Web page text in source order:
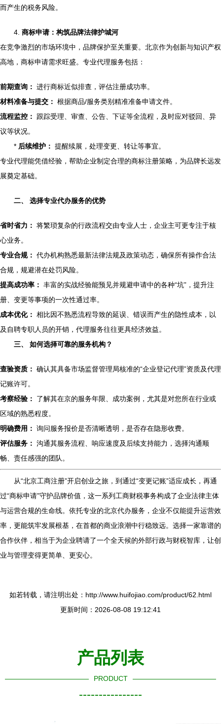
而产生的税务风险。
4. 商标申请：构筑品牌法律护城河
在竞争激烈的市场环境中，品牌保护至关重要。北京作为创新与知识产权
高地，商标申请需求旺盛。专业代理服务包括：
前期查询： 进行商标近似排查，评估注册成功率。
材料准备与提交： 根据商品/服务类别精准准备申请文件。
流程监控：
跟踪受理、审查、公告、下证等全流程，及时应对驳回、异
议等状况。
* 后续维护： 提醒续展，处理变更、转让等事宜。
专业代理能凭借经验，帮助企业制定合理的商标注册策略，为品牌长远发
展奠定基础。
二、 选择专业代办服务的优势
省时省力： 将繁琐复杂的行政流程交由专业人士，企业主可更专注于核
心业务。
专业合规： 代办机构熟悉最新法律法规及政策动态，确保所有操作合法
合规，规避潜在处罚风险。
提高成功率： 丰富的实战经验能预见并规避申请中的各种“坑”，提升注
册、变更等事项的一次性通过率。
成本优化： 相比因不熟悉流程导致的延误、错误而产生的隐性成本，以
及自聘专职人员的开销，代理服务往往更具经济效益。
三、 如何选择可靠的服务机构？
查验资质： 确认其具备市场监督管理局核准的“企业登记代理”资质及代理
记账许可。
考察经验：
了解其在京的服务年限、成功案例，尤其是对您所在行业或
区域的熟悉程度。
明确费用： 询问服务报价是否清晰透明，是否存在隐形收费。
评估服务： 沟通其服务流程、响应速度及后续支持能力，选择沟通顺
畅、责任感强的团队。
从“北京工商注册”开启创业之旅，到通过“变更记账”适应成长，再通
过“商标申请”守护品牌价值，这一系列工商财税事务构成了企业法律主体
与运营合规的生命线。依托专业的北京代办服务，企业不仅能提升运营效
率，更能筑牢发展根基，在首都的商业浪潮中行稳致远。选择一家靠谱的
合作伙伴，相当于为企业聘请了一个全天候的外部行政与财税智库，让创
业与管理变得更简单、更安心。
如若转载，请注明出处：http://www.huifojiao.com/product/62.html
更新时间：2026-08-08 19:12:41
产品列表
PRODUCT
----------------